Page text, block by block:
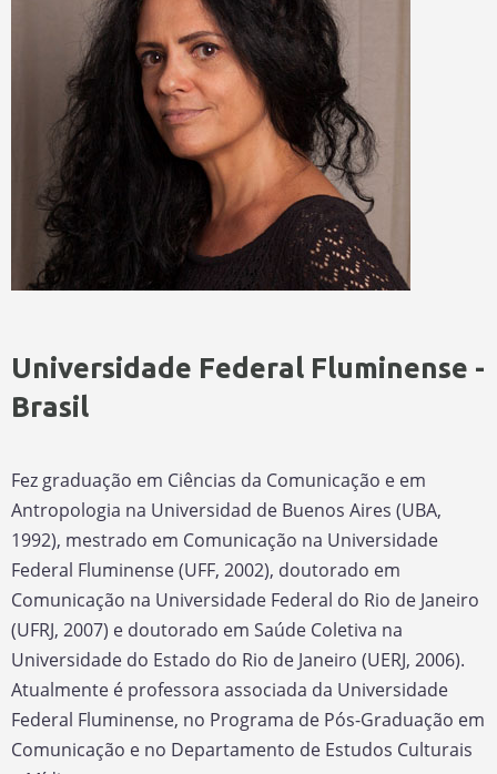
Universidade Federal Fluminense -
Brasil
Fez graduação em Ciências da Comunicação e em
Antropologia na Universidad de Buenos Aires (UBA,
1992), mestrado em Comunicação na Universidade
Federal Fluminense (UFF, 2002), doutorado em
Comunicação na Universidade Federal do Rio de Janeiro
(UFRJ, 2007) e doutorado em Saúde Coletiva na
Universidade do Estado do Rio de Janeiro (UERJ, 2006).
Atualmente é professora associada da Universidade
Federal Fluminense, no Programa de Pós-Graduação em
Comunicação e no Departamento de Estudos Culturais